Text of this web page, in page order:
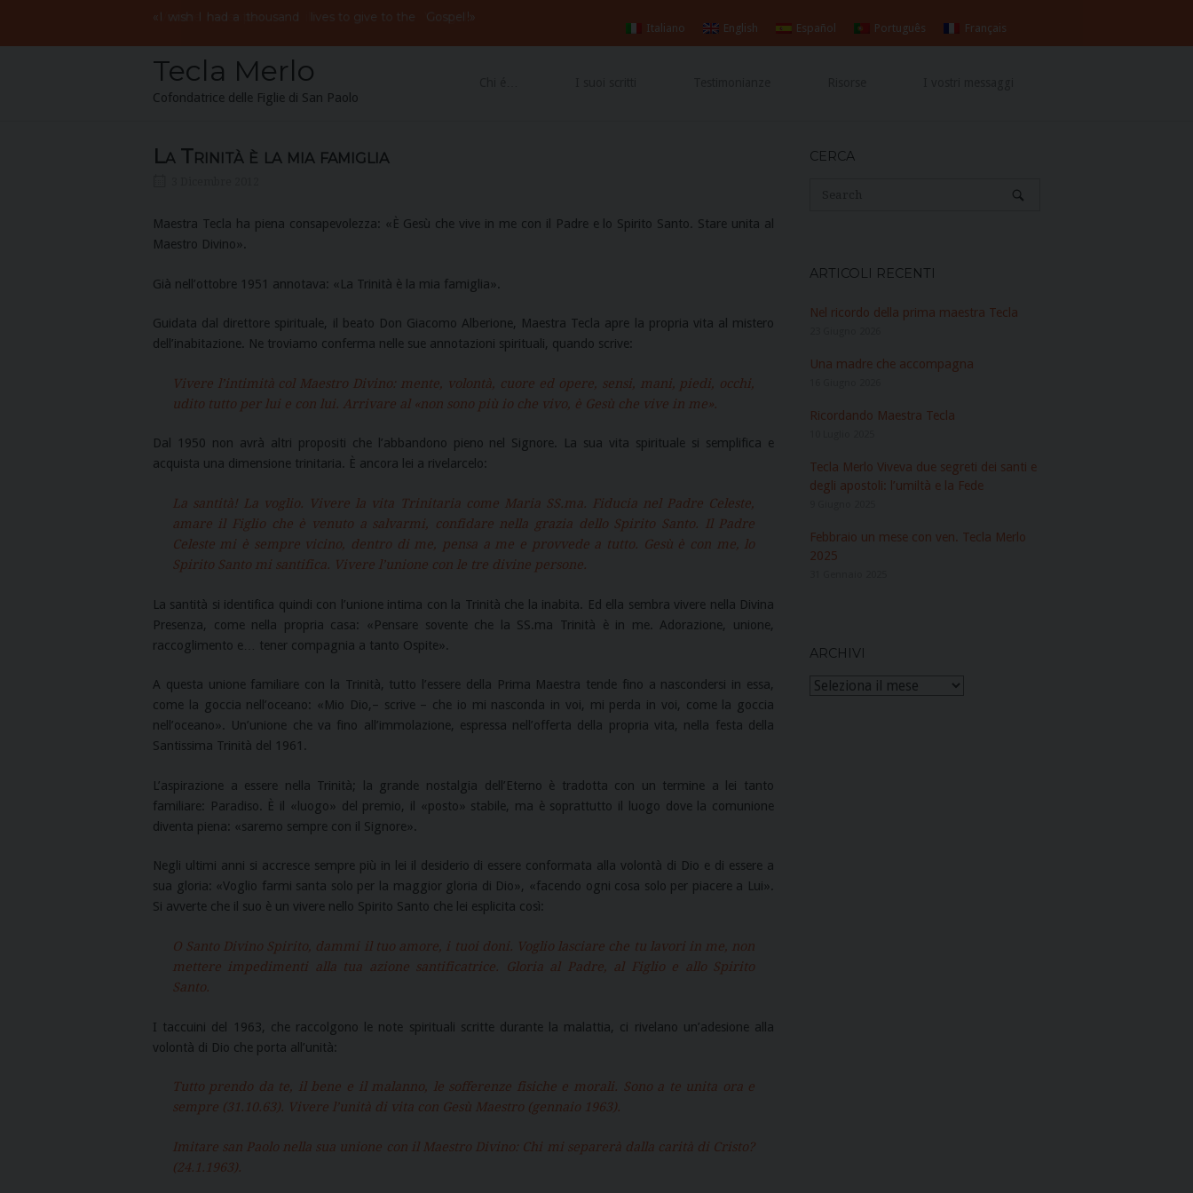
content
«IVorrei
wish
avereI had
mille avitethousand
per lives to give to the Gospel
Vangelo
!»
Italiano English Español Português Français
Tecla Merlo
Cofondatrice delle Figlie di San Paolo
La Trinità è la mia famiglia
Maestra Tecla ha piena consapevolezza: «È Gesù che vive in me con il Padre e lo Spirito Santo. Stare unita al
Maestro Divino».
Già nell’ottobre 1951 annotava: «La Trinità è la mia famiglia».
Guidata dal direttore spirituale, il beato Don Giacomo Alberione, Maestra Tecla apre la propria vita al mistero
dell’inabitazione. Ne troviamo conferma nelle sue annotazioni spirituali, quando scrive:
Vivere l’intimità col Maestro Divino: mente, volontà, cuore ed opere, sensi, mani, piedi, occhi,
udito tutto per lui e con lui. Arrivare al «non sono più io che vivo, è Gesù che vive in me».
Dal 1950 non avrà altri propositi che l’abbandono pieno nel Signore. La sua vita spirituale si semplifica e
acquista una dimensione trinitaria. È ancora lei a rivelarcelo:
La santità! La voglio. Vivere la vita Trinitaria come Maria SS.ma. Fiducia nel Padre Celeste,
amare il Figlio che è venuto a salvarmi, confidare nella grazia dello Spirito Santo. Il Padre
Celeste mi è sempre vicino, dentro di me, pensa a me e provvede a tutto. Gesù è con me, lo
Spirito Santo mi santifica. Vivere l’unione con le tre divine persone.
La santità si identifica quindi con l’unione intima con la Trinità che la inabita. Ed ella sembra vivere nella Divina
Presenza, come nella propria casa: «Pensare sovente che la SS.ma Trinità è in me. Adorazione, unione,
raccoglimento e… tener compagnia a tanto Ospite».
A questa unione familiare con la Trinità, tutto l’essere della Prima Maestra tende fino a nascondersi in essa,
come la goccia nell’oceano: «Mio Dio,– scrive – che io mi nasconda in voi, mi perda in voi, come la goccia
nell’oceano». Un’unione che va fino all’immolazione, espressa nell’offerta della propria vita, nella festa della
Santissima Trinità del 1961.
L’aspirazione a essere nella Trinità; la grande nostalgia dell’Eterno è tradotta con un termine a lei tanto
familiare: Paradiso. È il «luogo» del premio, il «posto» stabile, ma è soprattutto il luogo dove la comunione
diventa piena: «saremo sempre con il Signore».
Negli ultimi anni si accresce sempre più in lei il desiderio di essere conformata alla volontà di Dio e di essere a
sua gloria: «Voglio farmi santa solo per la maggior gloria di Dio», «facendo ogni cosa solo per piacere a Lui».
Si avverte che il suo è un vivere nello Spirito Santo che lei esplicita così:
O Santo Divino Spirito, dammi il tuo amore, i tuoi doni. Voglio lasciare che tu lavori in me, non
mettere impedimenti alla tua azione santificatrice. Gloria al Padre, al Figlio e allo Spirito
Santo.
I taccuini del 1963, che raccolgono le note spirituali scritte durante la malattia, ci rivelano un’adesione alla
volontà di Dio che porta all’unità:
Tutto prendo da te, il bene e il malanno, le sofferenze fisiche e morali. Sono a te unita ora e
sempre (31.10.63). Vivere l’unità di vita con Gesù Maestro (gennaio 1963).
Imitare san Paolo nella sua unione con il Maestro Divino: Chi mi separerà dalla carità di Cristo?
(24.1.1963).
CERCA
ARTICOLI RECENTI
Nel ricordo della prima maestra Tecla
Una madre che accompagna
Ricordando Maestra Tecla
Tecla Merlo Viveva due segreti dei santi e
degli apostoli: l’umiltà e la Fede
Febbraio un mese con ven. Tecla Merlo
2025
ARCHIVI
Archivi